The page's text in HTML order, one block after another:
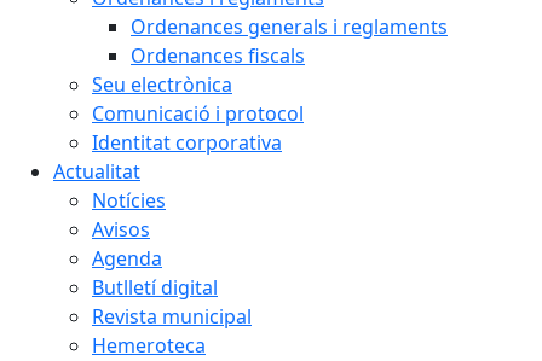
Ordenances generals i reglaments
Ordenances fiscals
Seu electrònica
Comunicació i protocol
Identitat corporativa
Actualitat
Notícies
Avisos
Agenda
Butlletí digital
Revista municipal
Hemeroteca